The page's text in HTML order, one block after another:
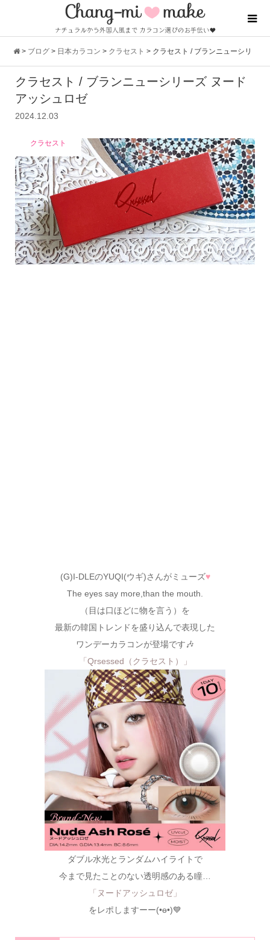
> ブログ > 日本カラコン > クラセスト > クラセスト / ブランニューシリ
ーズ ヌードアッシュロゼ
クラセスト / ブランニューシリーズ ヌード
アッシュロゼ
2024.12.03
クラセスト
(G)I-DLEのYUQI(ウギ)さんがミューズ♥
The eyes say more,than the mouth.
（目は口ほどに物を言う）を
最新の韓国トレンドを盛り込んで表現した
ワンデーカラコンが登場です🎶
「Qrsessed（クラセスト）」
ダブル水光とランダムハイライトで
今まで見たことのない透明感のある瞳…
「ヌードアッシュロゼ」
をレポしますーー(•ө•)💙